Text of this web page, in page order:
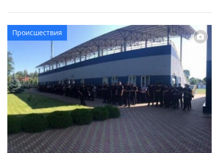
сайте «Прозорро» известно — стоимость
искусственного поля для Кременчуга, вместе с укладкой
и двумя новыми воротами с сетками составляет 4,45
млн грн. Гарантия использования искусственного поля,
толщина которого 62 миллиметра и которое будет
укладываться рулонами по 400 миллиметров — 5 лет.
Происшествия